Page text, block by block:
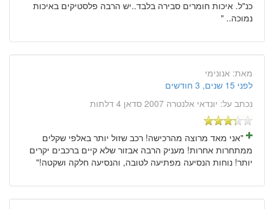
כנ"ל. איכות חומרים סבירה בלבד..יש הרבה פלסטיקים באיכות
נמוכה.. "
מאת: אנונימי
לפני 15 שנים, 3 חודשים
נכתב על: יונדאי אלנטרה 2007 סדאן 4 דלתות
"אני מאד מרוצה מהרכישה! רכב שזול יותר באלפי שקלים
ממתחרות אחרות! מעניק הרבה אבזור שלא קיים ברכבים יקרים
יותר! נוחות הנסיעה מפתיעה לטובה, והנסיעה חלקה ושקטה!"